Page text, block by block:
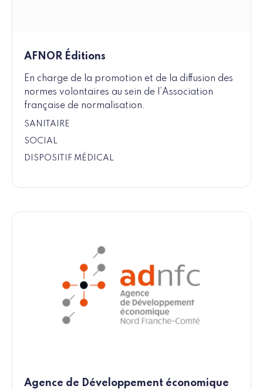
AFNOR Éditions
En charge de la promotion et de la diffusion des
normes volontaires au sein de l’Association
française de normalisation.
SANITAIRE
SOCIAL
DISPOSITIF MÉDICAL
Agence de Développement économique